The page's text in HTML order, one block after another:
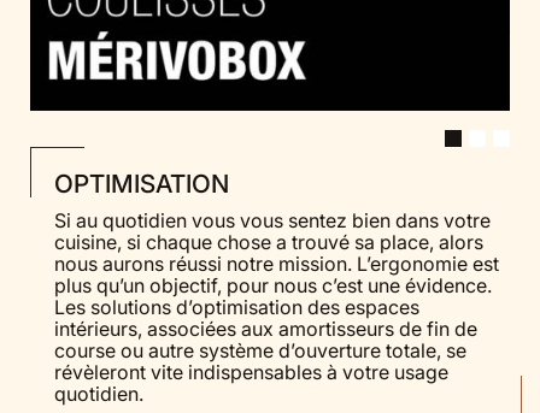
OPTIMISATION
Si au quotidien vous vous sentez bien dans votre
cuisine, si chaque chose a trouvé sa place, alors
nous aurons réussi notre mission. L’ergonomie est
plus qu’un objectif, pour nous c’est une évidence.
Les solutions d’optimisation des espaces
intérieurs, associées aux amortisseurs de fin de
course ou autre système d’ouverture totale, se
révèleront vite indispensables à votre usage
quotidien.